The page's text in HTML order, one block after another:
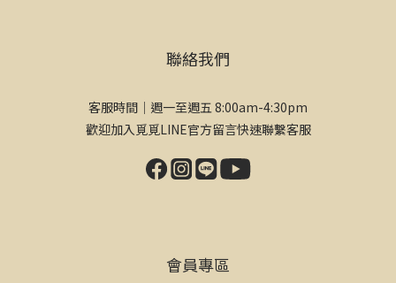
聯絡我們
客服時間｜週一至週五 8:00am-4:30pm
歡迎加入覓覓LINE官方留言快速聯繫客服
會員專區